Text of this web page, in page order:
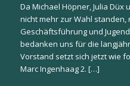
Da Michael Höpner, Julia
nicht mehr zur Wahl
Geschäftsführung und
bedanken uns für die
Vorstand setzt sich jetzt wie
Marc Ingenhaag 2. […]